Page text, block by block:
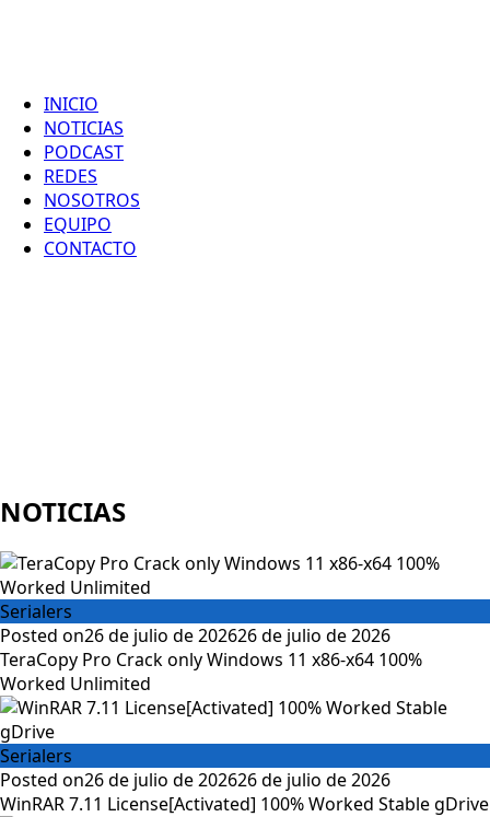
INICIO
NOTICIAS
PODCAST
REDES
NOSOTROS
EQUIPO
CONTACTO
NOTICIAS
Serialers
Posted on26 de julio de 202626 de julio de 2026
TeraCopy Pro Crack only Windows 11 x86-x64 100%
Worked Unlimited
Serialers
Posted on26 de julio de 202626 de julio de 2026
WinRAR 7.11 License[Activated] 100% Worked Stable gDrive